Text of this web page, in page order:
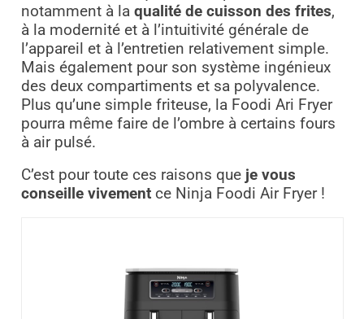
notamment à la qualité de cuisson des frites,
à la modernité et à l’intuitivité générale de
l’appareil et à l’entretien relativement simple.
Mais également pour son système ingénieux
des deux compartiments et sa polyvalence.
Plus qu’une simple friteuse, la Foodi Ari Fryer
pourra même faire de l’ombre à certains fours
à air pulsé.
C’est pour toute ces raisons que je vous
conseille vivementce Ninja Foodi Air Fryer !